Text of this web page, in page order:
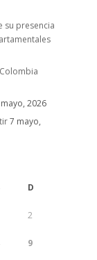
su presencia
2026
7 mayo,
D
2
9